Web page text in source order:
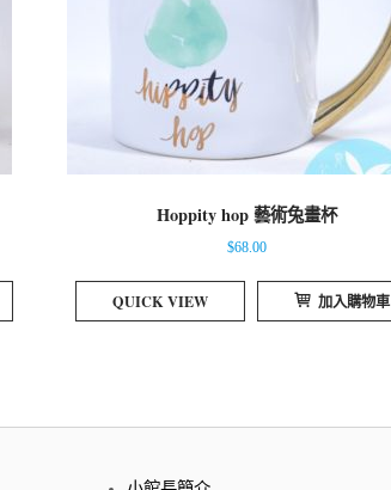
Hoppity hop 藝術兔畫杯
$68.00
QUICK VIEW 加入購物車